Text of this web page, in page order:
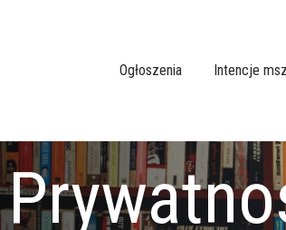
Ogłoszenia Intencje